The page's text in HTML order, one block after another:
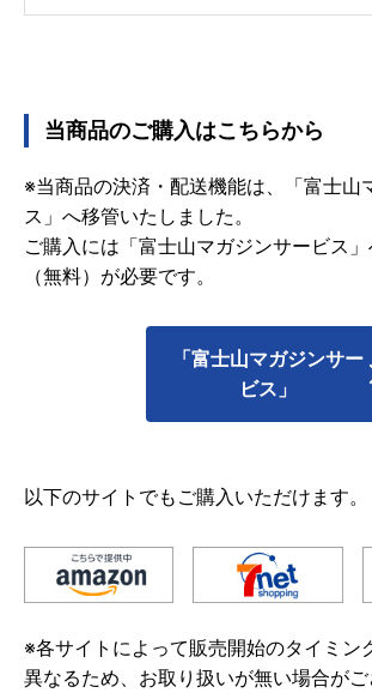
当商品のご購入はこちらから
※当商品の決済・配送機能は、「富士山
ス」へ移管いたしました。
ご購入には「富士山マガジンサービス
（無料）が必要です。
「富士山マガジンサー
ビス」
以下のサイトでもご購入いただけます。
※各サイトによって販売開始のタイミン
異なるため、お取り扱いが無い場合がご